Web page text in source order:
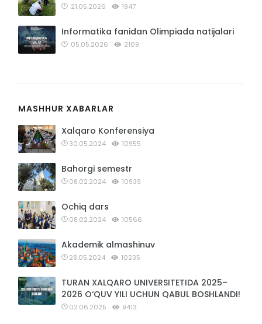
21.05.2026 1947
Informatika fanidan Olimpiada natijalari
05.05.2026 2109
MASHHUR XABARLAR
Xalqaro Konferensiya
30.05.2024 10955
Bahorgi semestr
08.02.2024 10939
Ochiq dars
08.02.2024 10566
Akademik almashinuv
28.05.2024 10235
TURAN XALQARO UNIVERSITETIDA 2025–
2026 O‘QUV YILI UCHUN QABUL BOSHLANDI!
02.06.2025 9413